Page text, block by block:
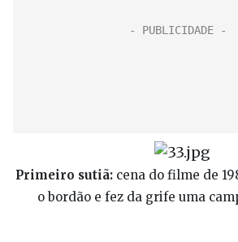
Primeiro sutiã: cena do filme de
o bordão e fez da grife uma